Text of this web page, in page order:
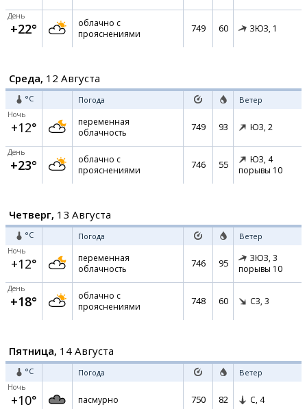
День
+22°
облачно с
прояснениями
749 60 ЗЮЗ, 1
Среда, 12 Августа
°C Погода Ветер
Ночь
+12°
переменная
облачность
749 93 ЮЗ, 2
День
+23°
облачно с
прояснениями
746 55 ЮЗ, 4
порывы 10
Четверг, 13 Августа
°C Погода Ветер
Ночь
+12°
переменная
облачность
746 95 ЗЮЗ, 3
порывы 10
День
+18°
облачно с
прояснениями
748 60 СЗ, 3
Пятница, 14 Августа
°C Погода Ветер
Ночь
+10° пасмурно 750 82 С, 4